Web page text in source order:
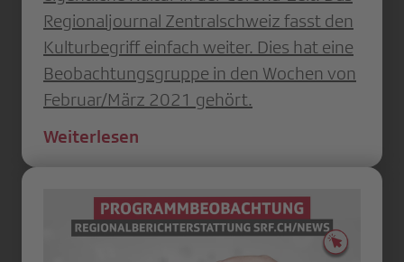
Regionaljournal Zentralschweiz fasst den
Kulturbegriff einfach weiter. Dies hat eine
Beobachtungsgruppe in den Wochen von
Februar/März 2021 gehört.
Weiterlesen